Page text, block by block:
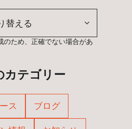
替える
のため、正確でない場合があ
カテゴリー
ス ブログ